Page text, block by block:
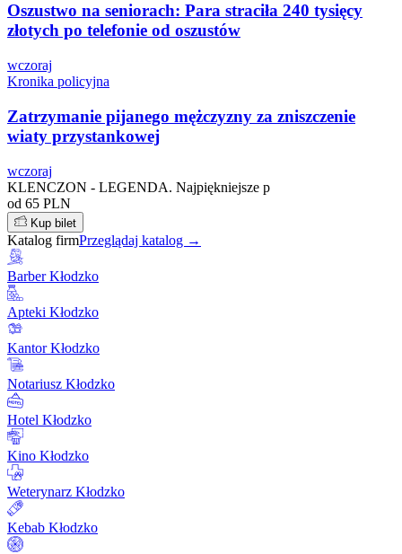
Oszustwo na seniorach: Para straciła 240 tysięcy
złotych po telefonie od oszustów
wczoraj
Kronika policyjna
Zatrzymanie pijanego mężczyzny za zniszczenie
wiaty przystankowej
wczoraj
KLENCZON - LEGENDA. Najpiękniejsze p
od 65 PLN
Kup bilet
Katalog firmPrzeglądaj katalog →
Barber Kłodzko
Apteki Kłodzko
Kantor Kłodzko
Notariusz Kłodzko
Hotel Kłodzko
Kino Kłodzko
Weterynarz Kłodzko
Kebab Kłodzko